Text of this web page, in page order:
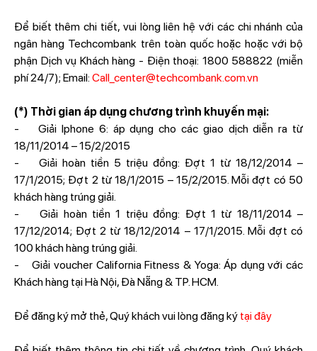
Để biết thêm chi tiết, vui lòng liên hệ với các chi nhánh của
ngân hàng Techcombank trên toàn quốc hoặc hoặc với bộ
phận Dịch vụ Khách hàng - Điện thoại: 1800 588822 (miễn
phí 24/7); Email: Call_center@techcombank.com.vn
(*) Thời gian áp dụng chương trình khuyến mại:
- Giải Iphone 6: áp dụng cho các giao dịch diễn ra từ
18/11/2014 – 15/2/2015
- Giải hoàn tiền 5 triệu đồng: Đợt 1 từ 18/12/2014 –
17/1/2015; Đợt 2 từ 18/1/2015 – 15/2/2015. Mỗi đợt có 50
khách hàng trúng giải.
- Giải hoàn tiền 1 triệu đồng: Đợt 1 từ 18/11/2014 –
17/12/2014; Đợt 2 từ 18/12/2014 – 17/1/2015. Mỗi đợt có
100 khách hàng trúng giải.
- Giải voucher California Fitness & Yoga: Áp dụng với các
Khách hàng tại Hà Nội, Đà Nẵng & TP. HCM.
Để đăng ký mở thẻ, Quý khách vui lòng đăng ký tại đây